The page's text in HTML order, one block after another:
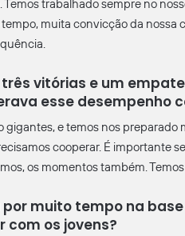
trabalhado sempre no
tempo, muita convicção da
vitórias e um
esse desempenho
gigantes, e temos nos
cooperar. É importante
os momentos também.
muito tempo na
com os jovens?